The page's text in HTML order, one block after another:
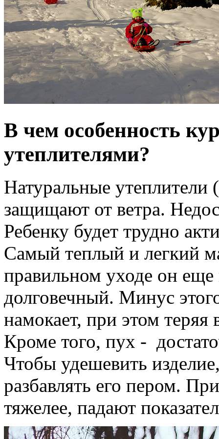
В чем особенность
утеплителями?
Натуральные
защищают от ветра.
Ребенку будет трудно
Самый теплый и легкий
правильном уходе он
долговечный. Минус
намокает, при этом теряя
Кроме того, пух -
Чтобы удешевить
разбавлять его пером.
тяжелее, падают